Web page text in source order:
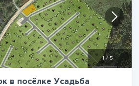
/ 5
в посёлке Усадьба